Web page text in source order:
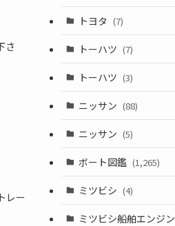
さ
レー
トヨタ (7)
トーハツ (7)
トーハツ (3)
ニッサン (88)
ニッサン (5)
ボート図鑑 (1,265)
ミツビシ (4)
ミツビシ船舶エンジン